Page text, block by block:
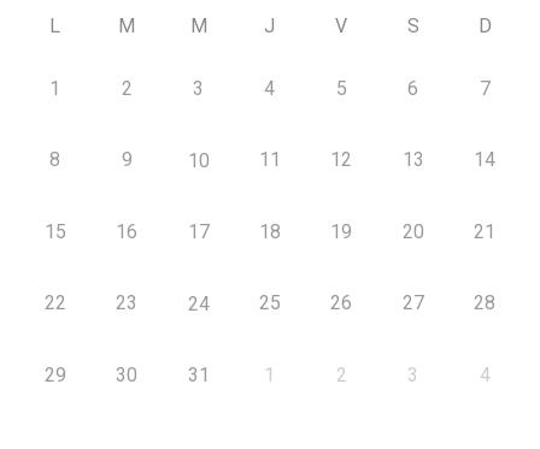
L M M J V S D
1 2 3 4 5 6 7
8 9 10 11 12 13 14
15 16 17 18 19 20 21
22 23 24 25 26 27 28
29 30 31 1 2 3 4